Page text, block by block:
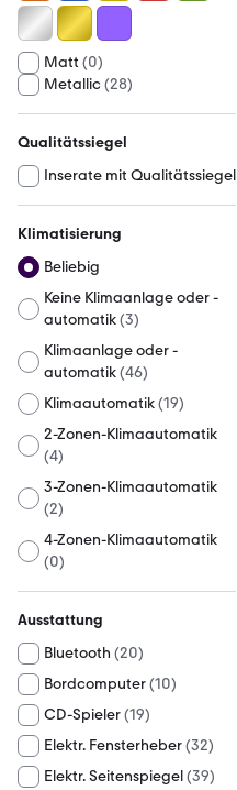
Matt (0)
Metallic(28)
Qualitätssiegel
Inserate mit Qualitätssiegel
Klimatisierung
Beliebig
Keine Klimaanlage oder -
automatik(3)
Klimaanlage oder -
automatik(46)
Klimaautomatik(19)
2-Zonen-Klimaautomatik
(4)
3-Zonen-Klimaautomatik
(2)
4-Zonen-Klimaautomatik
(0)
Ausstattung
Bluetooth (20)
Bordcomputer(10)
CD-Spieler(19)
Elektr. Fensterheber(32)
Elektr. Seitenspiegel(39)